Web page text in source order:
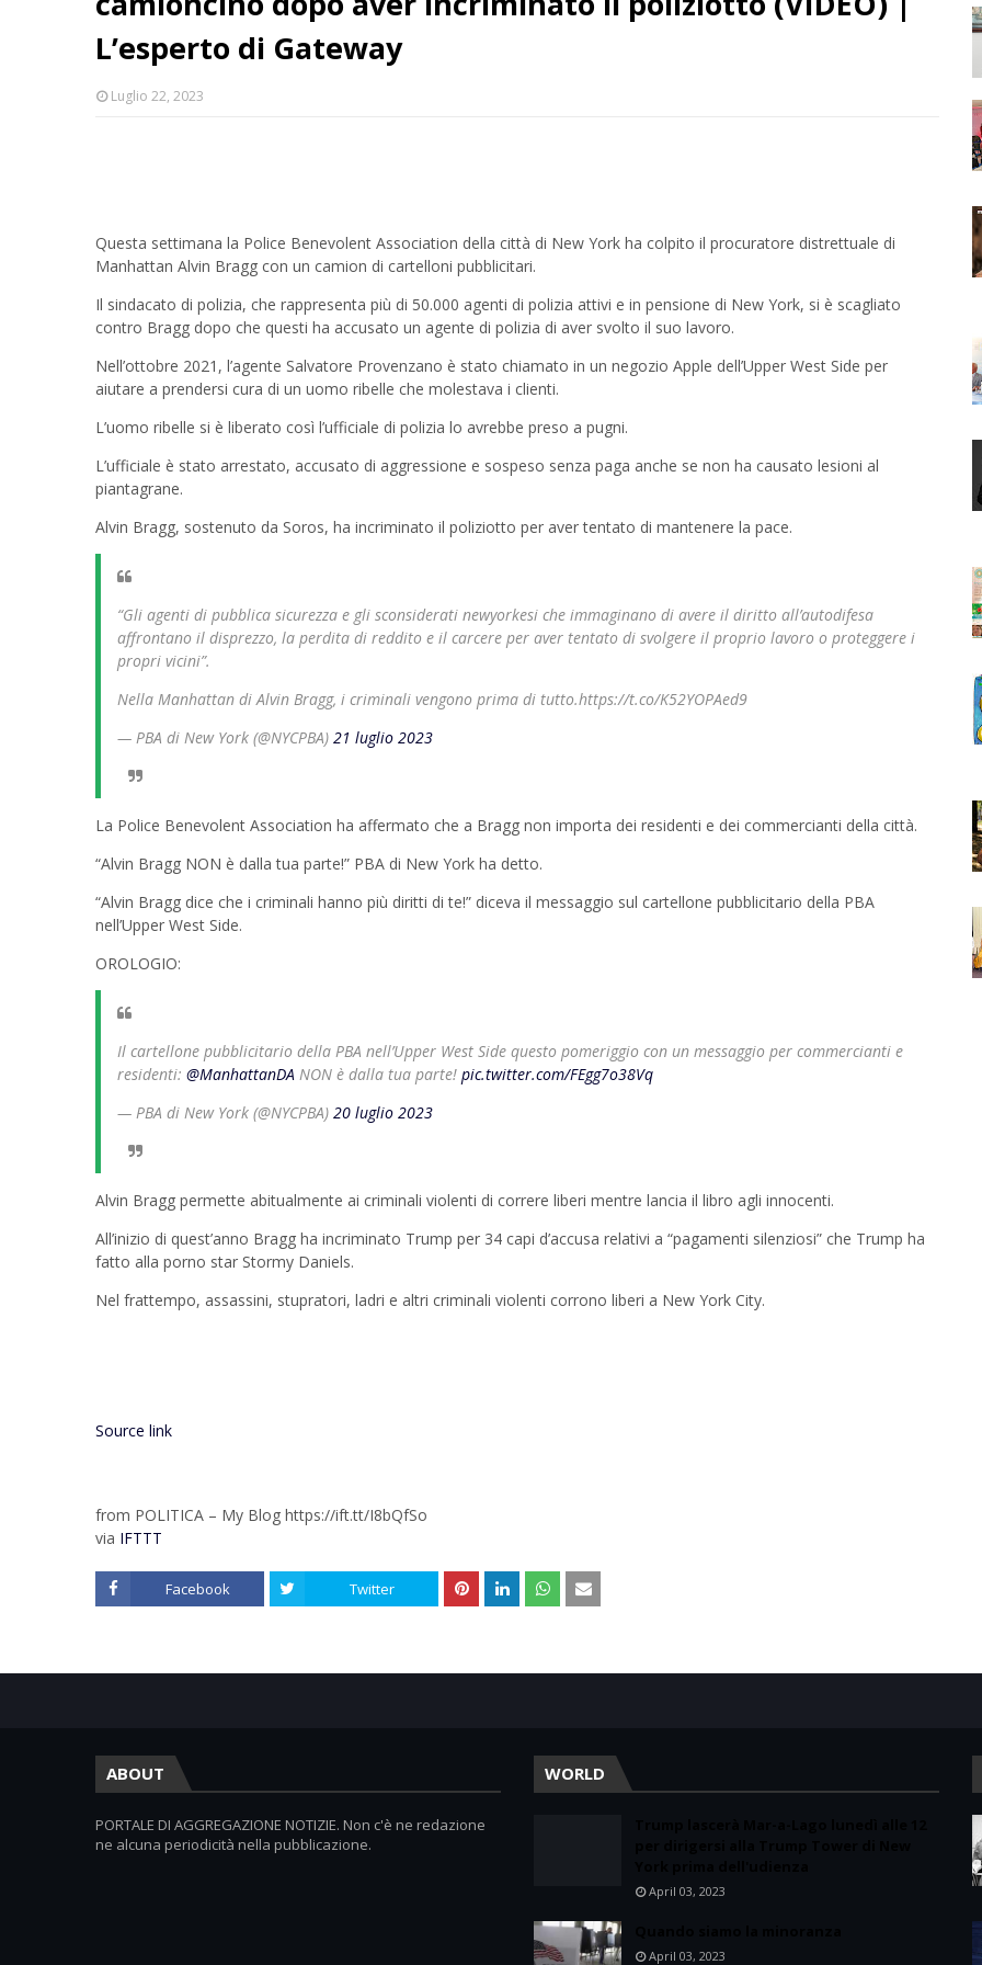
L’esperto di Gateway
Luglio 22, 2023
Questa settimana la Police Benevolent Association della città di New York ha colpito il procuratore distrettuale di
Manhattan Alvin Bragg con un camion di cartelloni pubblicitari.
Il sindacato di polizia, che rappresenta più di 50.000 agenti di polizia attivi e in pensione di New York, si è scagliato
contro Bragg dopo che questi ha accusato un agente di polizia di aver svolto il suo lavoro.
Nell’ottobre 2021, l’agente Salvatore Provenzano è stato chiamato in un negozio Apple dell’Upper West Side per
aiutare a prendersi cura di un uomo ribelle che molestava i clienti.
L’uomo ribelle si è liberato così l’ufficiale di polizia lo avrebbe preso a pugni.
L’ufficiale è stato arrestato, accusato di aggressione e sospeso senza paga anche se non ha causato lesioni al
piantagrane.
Alvin Bragg, sostenuto da Soros, ha incriminato il poliziotto per aver tentato di mantenere la pace.
“Gli agenti di pubblica sicurezza e gli sconsiderati newyorkesi che immaginano di avere il diritto all’autodifesa
affrontano il disprezzo, la perdita di reddito e il carcere per aver tentato di svolgere il proprio lavoro o proteggere i
propri vicini”.
Nella Manhattan di Alvin Bragg, i criminali vengono prima di tutto.https://t.co/K52YOPAed9
— PBA di New York (@NYCPBA) 21 luglio 2023
La Police Benevolent Association ha affermato che a Bragg non importa dei residenti e dei commercianti della città.
“Alvin Bragg NON è dalla tua parte!” PBA di New York ha detto.
“Alvin Bragg dice che i criminali hanno più diritti di te!” diceva il messaggio sul cartellone pubblicitario della PBA
nell’Upper West Side.
OROLOGIO:
Il cartellone pubblicitario della PBA nell’Upper West Side questo pomeriggio con un messaggio per commercianti e
residenti: @ManhattanDA NON è dalla tua parte! pic.twitter.com/FEgg7o38Vq
— PBA di New York (@NYCPBA) 20 luglio 2023
Alvin Bragg permette abitualmente ai criminali violenti di correre liberi mentre lancia il libro agli innocenti.
All’inizio di quest’anno Bragg ha incriminato Trump per 34 capi d’accusa relativi a “pagamenti silenziosi” che Trump ha
fatto alla porno star Stormy Daniels.
Nel frattempo, assassini, stupratori, ladri e altri criminali violenti corrono liberi a New York City.
Source link
from POLITICA – My Blog https://ift.tt/I8bQfSo
via IFTTT
Facebook Twitter
ABOUT
PORTALE DI AGGREGAZIONE NOTIZIE. Non c'è ne redazione
ne alcuna periodicità nella pubblicazione.
WORLD
April 03, 2023
April 03, 2023